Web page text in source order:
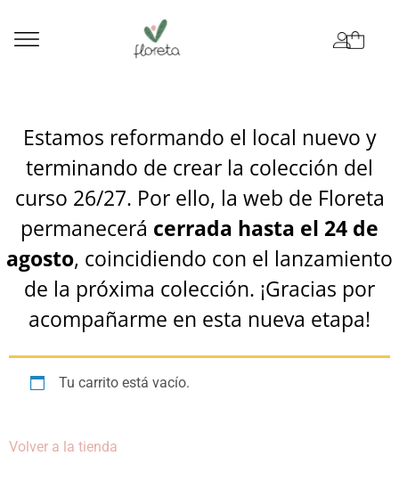
Estamos reformando el local nuevo y
terminando de crear la colección del
curso 26/27. Por ello, la web de Floreta
permanecerá cerrada hasta el 24 de
agosto, coincidiendo con el lanzamiento
de la próxima colección. ¡Gracias por
acompañarme en esta nueva etapa!
Tu carrito está vacío.
Volver a la tienda